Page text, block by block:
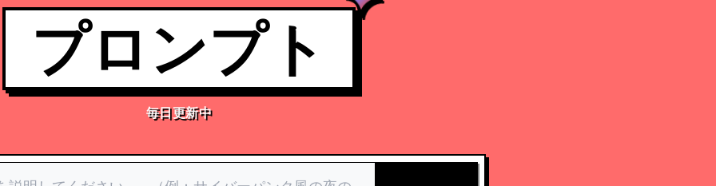
プロンプト
毎日更新中